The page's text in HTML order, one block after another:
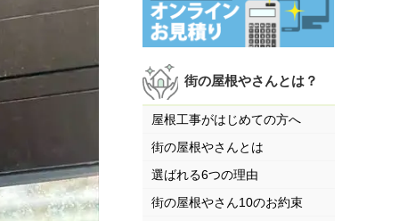
街の屋根やさんとは？
屋根工事がはじめての方へ
街の屋根やさんとは
選ばれる6つの理由
街の屋根やさん10のお約束